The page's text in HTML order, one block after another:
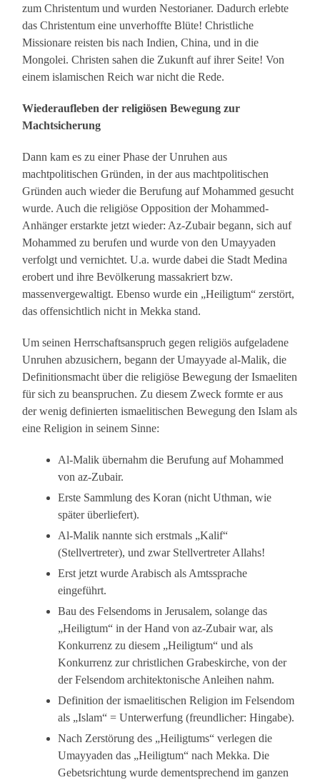
zum Christentum und wurden Nestorianer. Dadurch erlebte
das Christentum eine unverhoffte Blüte! Christliche
Missionare reisten bis nach Indien, China, und in die
Mongolei. Christen sahen die Zukunft auf ihrer Seite! Von
einem islamischen Reich war nicht die Rede.
Wiederaufleben der religiösen Bewegung zur
Machtsicherung
Dann kam es zu einer Phase der Unruhen aus
machtpolitischen Gründen, in der aus machtpolitischen
Gründen auch wieder die Berufung auf Mohammed gesucht
wurde. Auch die religiöse Opposition der Mohammed-
Anhänger erstarkte jetzt wieder: Az-Zubair begann, sich auf
Mohammed zu berufen und wurde von den Umayyaden
verfolgt und vernichtet. U.a. wurde dabei die Stadt Medina
erobert und ihre Bevölkerung massakriert bzw.
massenvergewaltigt. Ebenso wurde ein „Heiligtum“ zerstört,
das offensichtlich nicht in Mekka stand.
Um seinen Herrschaftsanspruch gegen religiös aufgeladene
Unruhen abzusichern, begann der Umayyade al-Malik, die
Definitionsmacht über die religiöse Bewegung der Ismaeliten
für sich zu beanspruchen. Zu diesem Zweck formte er aus
der wenig definierten ismaelitischen Bewegung den Islam als
eine Religion in seinem Sinne:
Al-Malik übernahm die Berufung auf Mohammed
von az-Zubair.
Erste Sammlung des Koran (nicht Uthman, wie
später überliefert).
Al-Malik nannte sich erstmals „Kalif“
(Stellvertreter), und zwar Stellvertreter Allahs!
Erst jetzt wurde Arabisch als Amtssprache
eingeführt.
Bau des Felsendoms in Jerusalem, solange das
„Heiligtum“ in der Hand von az-Zubair war, als
Konkurrenz zu diesem „Heiligtum“ und als
Konkurrenz zur christlichen Grabeskirche, von der
der Felsendom architektonische Anleihen nahm.
Definition der ismaelitischen Religion im Felsendom
als „Islam“ = Unterwerfung (freundlicher: Hingabe).
Nach Zerstörung des „Heiligtums“ verlegen die
Umayyaden das „Heiligtum“ nach Mekka. Die
Gebetsrichtung wurde dementsprechend im ganzen